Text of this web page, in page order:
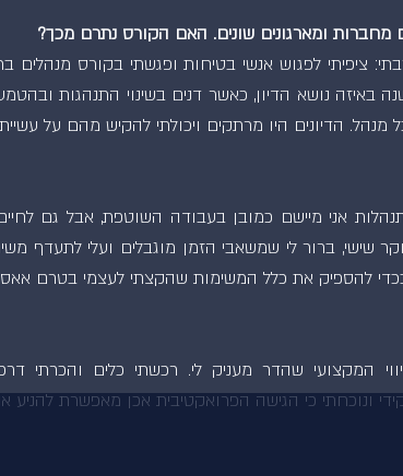
מחברות ומארגונים שונים. האם הקורס נתרם מכך?
ציפיתי לפגוש אנשי בטיחות ופגשתי בקורס מנהלים
באיזה נושא הדיון, כאשר דנים בשינוי התנהגות
הדיונים היו מרתקים ויכולתי להקיש מהם על
אני מיישם כמובן בעבודה השוטפת, אבל גם
שישי, ברור לי שמשאבי הזמן מוגבלים ועלי לתעדף
בכדי להספיק את כלל המשימות שהקצתי לעצמי בטרם
המקצועי שהדר מעניק לי. רכשתי כלים והכרתי
ונוכחתי כי הגישה הפרואקטיבית אכן מאפשרת להניע